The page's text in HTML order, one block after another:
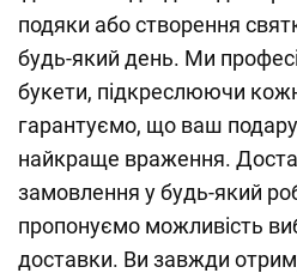
подяки або створення
будь-який день. Ми
букети, підкреслюючи
гарантуємо, що ваш
найкраще враження.
замовлення у будь-який
пропонуємо можливість
доставки. Ви завжди